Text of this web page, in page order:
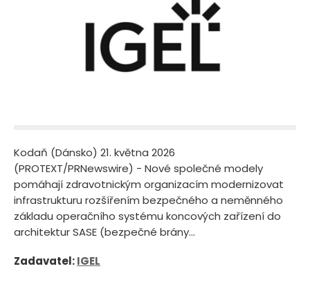
Kodaň (Dánsko) 21. května 2026
(PROTEXT/PRNewswire) - Nové společné modely
pomáhají zdravotnickým organizacím modernizovat
infrastrukturu rozšířením bezpečného a neměnného
základu operačního systému koncových zařízení do
architektur SASE (bezpečné brány...
Zadavatel:IGEL